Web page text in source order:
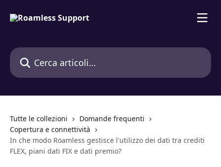
Cerca articoli…
Tutte le collezioni
Domande frequenti
Copertura e connettività
In che modo Roamless gestisce l'utilizzo dei dati tra crediti
FLEX, piani dati FIX e dati premio?